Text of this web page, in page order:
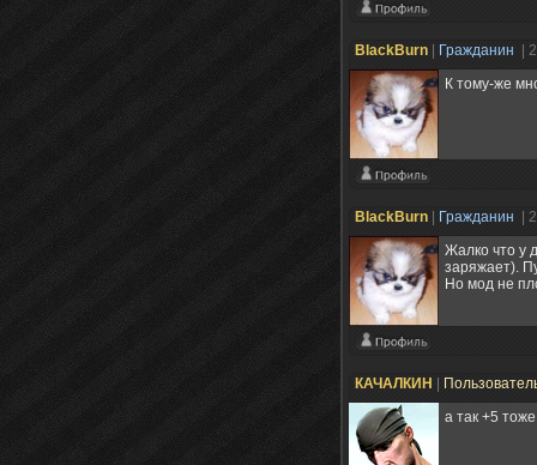
BlackBurn Гражданин
|
К тому-же
BlackBurn Гражданин
|
Жалко что у
заряжает).
Но мод не
КАЧАЛКИН
а так +5